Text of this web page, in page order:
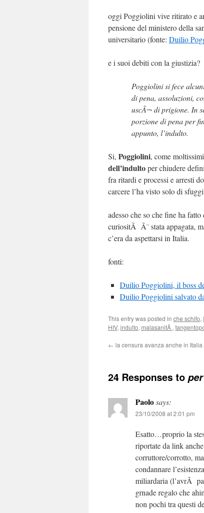
oggi Poggiolini vive ritirato e
pensione del ministero della
universitario (fonte: Duilio
e i suoi debiti con la giustizia?
Poggiolini si fece
di pena, assoluzioni,
uscÃ¬ di prigione. In
porzione di pena per
appunto, l’indulto.
Si, Poggiolini, come
dell’indultoper chiudere
fra ritardi e processi e arresti
carcere l’ha visto solo di
adesso che so che fine ha
curiositÃ Ã¨ stata appagata,
c’era da aspettarsi in Italia.
fonti:
Duilio Poggiolini, il boss
Duilio Poggiolini salvato
This entry was posted in che schifo,
HIV, indulto, malasanitÃ ,
← la censura avanza anche in Italia
24 Responses to
Paolosays:
23/10/2008 at 2:01 pm
Esatto…proprio la
riportate da link
corruttore/corrotto,
condannare
miliardaria (l’avrÃ
grnade regalo che
non pochi tra questi